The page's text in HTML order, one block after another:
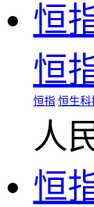
恒
恒
恒指 恒生科
人
恒